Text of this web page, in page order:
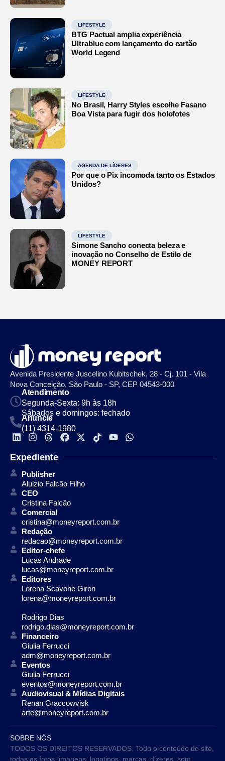
LIFESTYLE
BTG Pactual amplia experiência
Ultrablue com lançamento do cartão
World Legend
LIFESTYLE
No Brasil, Harry Styles escolhe Fasano
Boa Vista para fugir dos holofotes
AGENDA DE LÍDERES
Por que o Pix incomoda tanto os Estados
Unidos?
LIFESTYLE
Simone Sancho conecta beleza e
inovação no Conselho de Estilo de
MONEY REPORT
Avenida Presidente Juscelino Kubitschek, 28 - Cj. 101 - Vila
Nova Conceição, São Paulo - SP, CEP 04543-000
Atendimento
Segunda-Sexta: 9h às 18h
Sábados e domingos: fechado
Anuncie
(11) 4314-1980
Expediente
Publisher
Aluizio Falcão Filho
CEO
Cristina Falcão
Comercial
cristina@moneyreport.com.br
Redação
redacao@moneyreport.com.br
Editor-chefe
Lucas Andrade
lucas@moneyreport.com.br
Editores
Lorena Scavone Giron
lorena@moneyreport.com.br
Rodrigo Dias
rodrigo.dias@moneyreport.com.br
Financeiro
Giulia Ferrucci
adm@moneyreport.com.br
Eventos
Giulia Ferrucci
eventos@moneyreport.com.br
Audiovisual & Mídias Digitais
Renan Graccowvisk
arte@moneyreport.com.br
SOBRE NÓS
TODOS OS DIREITOS RESERVADOS. Todo o conteúdo do site,
todas as fotos, imagens, logotipos, marcas, dizeres, som,